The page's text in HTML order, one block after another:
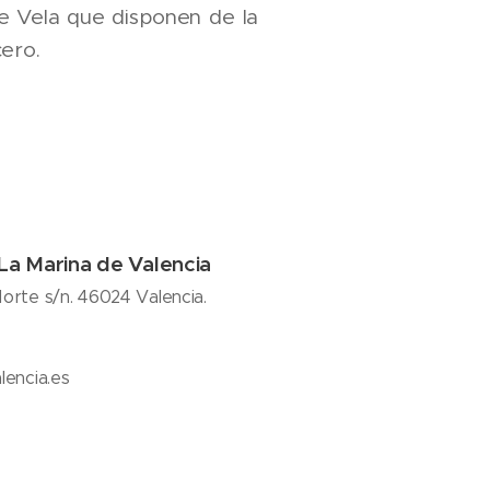
Vela que disponen de la
Marina de Valencia
s/n. 46024 Valencia.